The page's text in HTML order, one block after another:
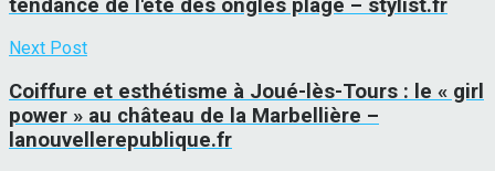
tendance de l'été des ongles plage – stylist.fr
Next Post
Coiffure et esthétisme à Joué-lès-Tours : le « girl
power » au château de la Marbellière –
lanouvellerepublique.fr